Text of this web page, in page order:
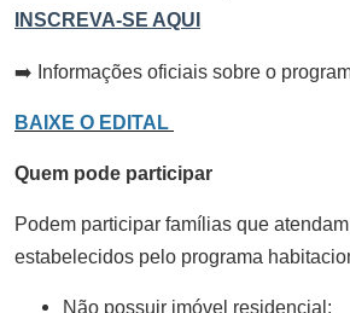
INSCREVA-SE AQUI
➡️ Informações oficiais sobre o
BAIXE O EDITAL
Quem pode participar
Podem participar famílias que
estabelecidos pelo programa
Não possuir imóvel residencial;